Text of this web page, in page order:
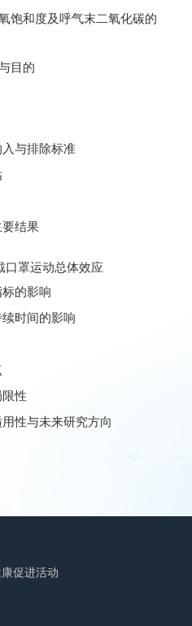
饱和度及呼气末二氧化碳的
目的
与排除标准
结果
口罩运动总体效应
的影响
时间的影响
性
性与未来研究方向
促进活动